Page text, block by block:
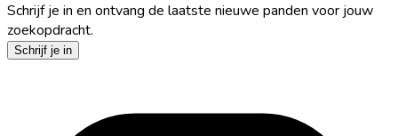
Schrijf je in en ontvang de laatste nieuwe panden voor jouw
zoekopdracht.
Schrijf je in